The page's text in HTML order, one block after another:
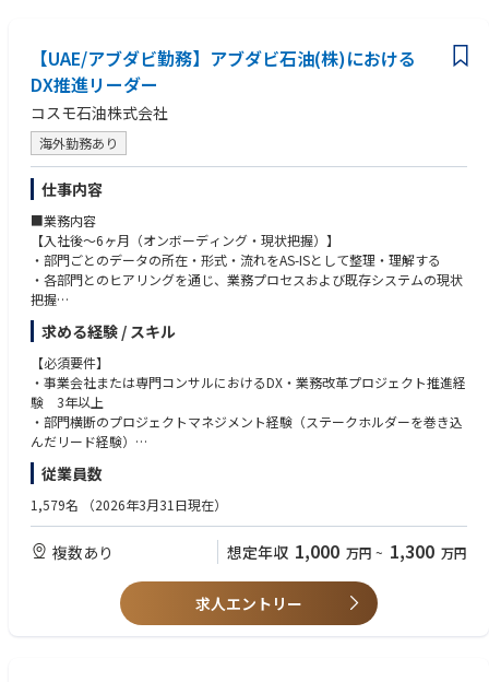
私たちは、成熟した集積フォトニクスプラットフォームを用いた新たな回
路アンプリケーションの開発という手応えのある課題に取り組む一方で、
社内試作や大学等との共同研究を通じて次世代の材料プラットフォームの
開拓にも果敢に挑んでいます。
【Fundamental Unit】
Fundamentalユニットの一員として、PPLN導波路を光源とした自由空間
スクイーズド光の高純度化及び測定の高精度化に関する研究を主導してい
ただきます。スクイーズド光は私達が開発する光量子コンピュータ実現の
鍵となる根源的なリソース光であり、本研究はシステムの性能を飛躍的に
向上させる中核的な役割を果たします。
本ポジションでは単なる実験の遂行にとどまらず、量子光学実験におい
て、独創的なアイデアと高度な実験スキル及びプロジェクトマネジメント
力を発揮することが期待されます。
＜具体的な業務例＞
・スクイーズド光の高純度化に向けた物理的ボトルネックの特定と解消に
向けた要件定義、また原理実証のためのシステム全体の設計および実験系
・ホモダイン測定系における各種ノイズ源（光学・電気・環境ノイズ）の
解析、低ノイズ化・高精度化に向けたアプローチの立案と実行
・最新の学術論文リサーチに基づく新規実験手法の提案と実証実験の推進
・実験チーム内の技術的な方向性の議論への積極的な参画、およびジュニ
アメンバーの技術指導・メンタリング
＜やりがい・魅力＞
・光量子コンピュータのコア技術の創出:
・PDKなどを用いた以下の素子の設計経験（干渉計、変調器、フォトダイ
オード、ホモダイン測定器、エッジカプラー）
・研究開発のプロジェクトを自立的に遂行することができ、それに付帯す
る業務（先行研究のリサーチ、研究テーマの立案、企業との調整や物品選
定、論文執筆、学会発表）を遂行できる方
■歓迎
・第一著者で論文を執筆した経験
・実験・理論の両方の研究経験
・日常会話レベルの日本語力
・量子コンピュータ関連企業での勤務経験
・スクイーズド光を用いた研究経験
・連続量量子計算に関する知識
■フィットする方
・ハードウェアを原理レベルから理解し、技術と理論の両輪を扱える方
・自らの専門領域に関する知識を持ちつつ、多方面への挑戦に意欲がある
方
・社内・社外の様々な人・企業と新たな価値を創造したい方
【Fundamental Unit】
■必須
・学位：以下のいずれかの分野で修士もしくは博士号を取得した方
- 量子（量子情報物理、量子光学等）
・研究実務経験：3年以上の実験系での研究実務経験（博士課程での研究
・自律的な実験遂行力：量子光学実験系の設計、構築、測定、課題抽出・
解決までを自律的に遂行できる能力
【UAE/アブダビ勤務】アブダビ石油(株)における
DX推進リーダー
コスモ石油株式会社
海外勤務あり
仕事内容
■業務内容
【入社後～6ヶ月（オンボーディング・現状把握）】
・部門ごとのデータの所在・形式・流れをAS-ISとして整理・理解する
・各部門とのヒアリングを通じ、業務プロセスおよび既存システムの現状
把握
・進行中DXプロジェクトの現状把握、およびDX推進ロードマップの作成
【入社後6ヶ月～1年（プロジェクト始動）】
・システム導入・業務改善を全社最適の視点でレビューするガバナンス機
能の確立
・ローカルDX担当のスキルレベルを把握し、マネジメント体制の構築
・DX推進ロードマップを定期的に見直しながら部門横断プロジェクトを継
続推進
・部門横断のデータフロー統合・自動化の方針と、データガバナンスの仕
・社内DXリテラシー向上のための啓発・研修活動
【業務の魅力】
・石油上流オペレーター企業というユニークな事業環境において、DX推進
求める経験 / スキル
【必須要件】
・事業会社または専門コンサルにおけるDX・業務改革プロジェクト推進経
験 3年以上
・部門横断のプロジェクトマネジメント経験（ステークホルダーを巻き込
んだリード経験）
・データ分析・可視化ツール（Power BI, Excel等）の実務活用経験
・ビジネスレベルの英語力
・エネルギー・製造・インフラ等の事業会社でのIT/DX推進経験
・ERP・HCM等大規模業務システム導入プロジェクトの経験（要件定義・
ベンダー選定含む）
・海外勤務または外資系・グローバル企業でのプロジェクト経験
・ローカル（外国籍）スタッフのマネジメント経験
従業員数
1,579名 （2026年3月31日現在）
複数あり 想定年収 1,000 万円 ~ 1,300 万円
求人エントリー